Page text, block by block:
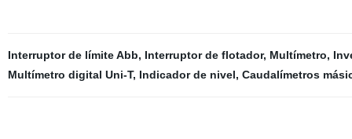
Interruptor de límite Abb, Interruptor de flotador, Multímetro,
Multímetro digital Uni-T, Indicador de nivel, Caudalímetros